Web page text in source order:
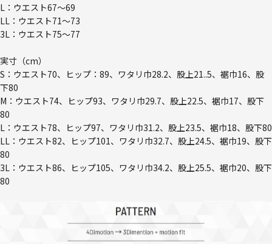
L：ウエスト67～69
LL：ウエスト71～73
3L：ウエスト75～77
実寸（cm）
S：ウエスト70、ヒップ：89、ワタリ巾28.2、股上21..5、裾巾16、股
下80
M：ウエスト74、ヒップ93、ワタリ巾29.7、股上22.5、裾巾17、股下
80
L：ウエスト78、ヒップ97、ワタリ巾31.2、股上23.5、裾巾18、股下80
LL：ウエスト82、ヒップ101、ワタリ巾32.7、股上24.5、裾巾19、股下
80
3L：ウエスト86、ヒップ105、ワタリ巾34.2、股上25.5、裾巾20、股下
80